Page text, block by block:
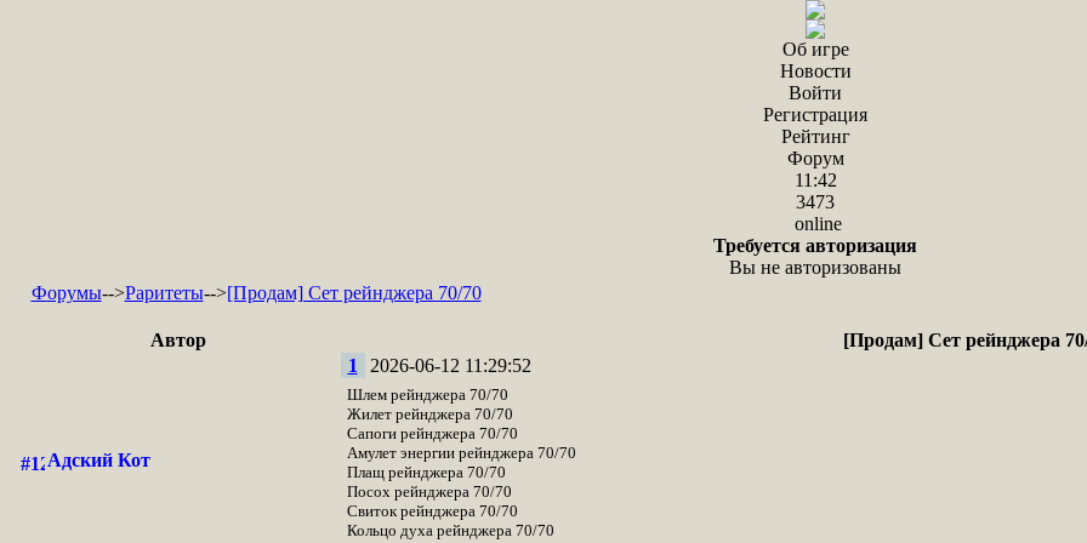
Об игре
Новости
Войти
Регистрация
Рейтинг
Форум
11:42
3473
online
Требуется авторизация
Вы не авторизованы
Форумы-->Раритеты-->[Продам] Сет рейнджера 70/70
Автор [Продам] Сет рейнджера
Адский Кот
1 2026-06-12 11:29:52
Шлем рейнджера 70/70
Жилет рейнджера 70/70
Сапоги рейнджера 70/70
Амулет энергии рейнджера 70/70
Плащ рейнджера 70/70
Посох рейнджера 70/70
Свиток рейнджера 70/70
Кольцо духа рейнджера 70/70